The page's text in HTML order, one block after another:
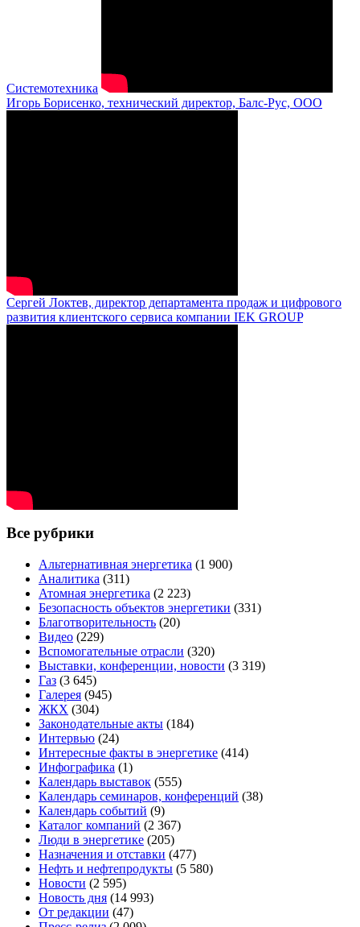
Системотехника
Игорь Борисенко, технический директор, Балс-Рус, ООО
Сергей Локтев, директор департамента продаж и цифрового
развития клиентского сервиса компании IEK GROUP
Все рубрики
Альтернативная энергетика (1 900)
Аналитика (311)
Атомная энергетика (2 223)
Безопасность объектов энергетики (331)
Благотворительность (20)
Видео (229)
Вспомогательные отрасли (320)
Выставки, конференции, новости (3 319)
Газ (3 645)
Галерея (945)
ЖКХ (304)
Законодательные акты (184)
Интервью (24)
Интересные факты в энергетике (414)
Инфографика (1)
Календарь выставок (555)
Календарь семинаров, конференций (38)
Календарь событий (9)
Каталог компаний (2 367)
Люди в энергетике (205)
Назначения и отставки (477)
Нефть и нефтепродукты (5 580)
Новости (2 595)
Новость дня (14 993)
От редакции (47)